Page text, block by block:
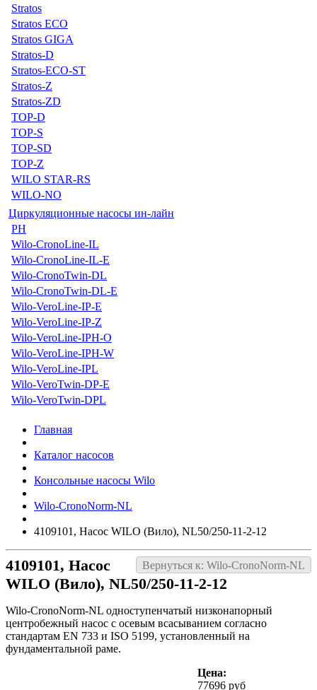
Stratos
Stratos ECO
Stratos GIGA
Stratos-D
Stratos-ECO-ST
Stratos-Z
Stratos-ZD
TOP-D
TOP-S
TOP-SD
TOP-Z
WILO STAR-RS
WILO-NO
Циркуляционные насосы ин-лайн
PH
Wilo-CronoLine-IL
Wilo-CronoLine-IL-E
Wilo-CronoTwin-DL
Wilo-CronoTwin-DL-E
Wilo-VeroLine-IP-E
Wilo-VeroLine-IP-Z
Wilo-VeroLine-IPH-O
Wilo-VeroLine-IPH-W
Wilo-VeroLine-IPL
Wilo-VeroTwin-DP-E
Wilo-VeroTwin-DPL
Главная
Каталог насосов
Консольные насосы Wilo
Wilo-CronoNorm-NL
4109101, Насос WILO (Вило), NL50/250-11-2-12
Вернуться к: Wilo-CronoNorm-NL
4109101, Насос
WILO (Вило), NL50/250-11-2-12
Wilo-CronoNorm-NL одноступенчатый низконапорный
центробежный насос с осевым всасыванием согласно
стандартам EN 733 и ISO 5199, установленный на
фундаментальной раме.
Цена:
77696 руб